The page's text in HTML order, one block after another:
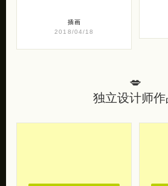
插画
2018/04/18
💋
独立设计师作